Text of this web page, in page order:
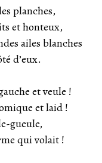
planches,
et honteux,
ailes blanches
d’eux.
et veule !
et laid !
gueule,
qui volait !